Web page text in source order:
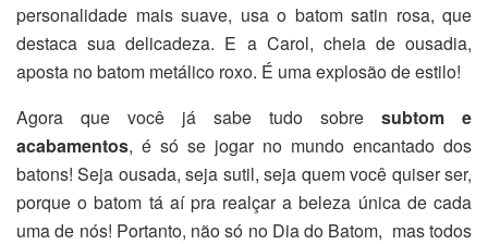
personalidade mais suave, usa o batom satin rosa, que
destaca sua delicadeza. E a Carol, cheia de ousadia,
aposta no batom metálico roxo. É uma explosão de estilo!
Agora que você já sabe tudo sobre subtom e
acabamentos, é só se jogar no mundo encantado dos
batons! Seja ousada, seja sutil, seja quem você quiser ser,
porque o batom tá aí pra realçar a beleza única de cada
uma de nós! Portanto, não só no Dia do Batom, mas todos